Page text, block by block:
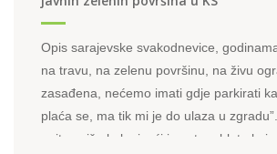
Opis sarajevske svakodnevice,
na travu, na zelenu površinu, na živu
zasađena, nećemo imati gdje parkirati
plaća se, ma tik mi je do ulaza u
upitno više kako izaći iz auta u blato